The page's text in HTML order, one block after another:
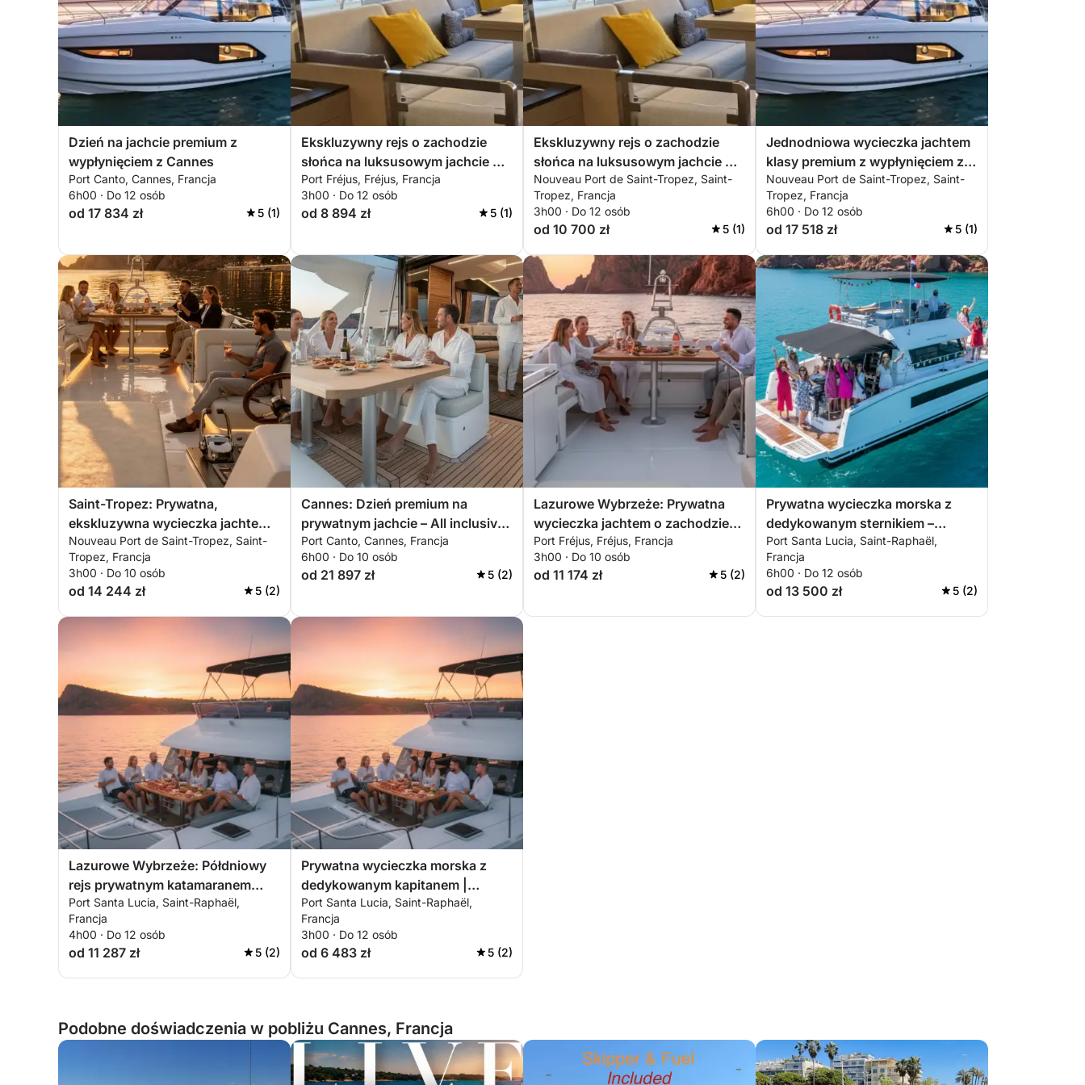
Klient oświadcza, że zapoznał się i akceptuje fakt, iż z przyczyn technicznych,
bezpieczeństwa lub operacyjnych może nastąpić nieoczekiwana wymiana zarezerwowanego
statku, co nie stanowi istotnej modyfikacji usługi, o ile zachowane zostaną istotne elementy
rejsu.
Dzień na jachcie premium z
wypłynięciem z Cannes
Port Canto, Cannes, Francja
6h00 · Do 12 osób
od 17 834 zł 5 (1)
Ekskluzywny rejs o zachodzie
słońca na luksusowym jachcie w
regionie Estérel, all inclusive
Port Fréjus, Fréjus, Francja
3h00 · Do 12 osób
od 8 894 zł 5 (1)
Ekskluzywny rejs o zachodzie
słońca na luksusowym jachcie w
Saint-Tropez, all inclusive
Nouveau Port de Saint-Tropez, Saint-
Tropez, Francja
3h00 · Do 12 osób
od 10 700 zł 5 (1)
Jednodniowa wycieczka jachtem
klasy premium z wypłynięciem z
Saint-Tropez
Nouveau Port de Saint-Tropez, Saint-
Tropez, Francja
6h00 · Do 12 osób
od 17 518 zł 5 (1)
Saint-Tropez: Prywatna,
ekskluzywna wycieczka jachtem
o zachodzie słońca w górach
Estérel z aperitifem, pływaniem na
desce i nurkowaniem z rurką
Nouveau Port de Saint-Tropez, Saint-
Tropez, Francja
3h00 · Do 10 osób
od 14 244 zł 5 (2)
Cannes: Dzień premium na
prywatnym jachcie – All inclusive
z brunchem i sportami wodnymi
Port Canto, Cannes, Francja
6h00 · Do 10 osób
od 21 897 zł 5 (2)
Lazurowe Wybrzeże: Prywatna
wycieczka jachtem o zachodzie
słońca w górach Estérel z
aperitifem, wiosłowaniem i
nurkowaniem
Port Fréjus, Fréjus, Francja
3h00 · Do 10 osób
od 11 174 zł 5 (2)
Prywatna wycieczka morska z
dedykowanym sternikiem –
całodniowa wycieczka
katamaranem premium z pełnym
wyżywieniem, brunchem i
sportami wodnymi
Port Santa Lucia, Saint-Raphaël,
Francja
6h00 · Do 12 osób
od 13 500 zł 5 (2)
Lazurowe Wybrzeże: Półdniowy
rejs prywatnym katamaranem
premium w Saint-Tropez lub
Cannes – w cenie posiłki i sporty
wodne
Port Santa Lucia, Saint-Raphaël,
Francja
4h00 · Do 12 osób
od 11 287 zł 5 (2)
Prywatna wycieczka morska z
dedykowanym kapitanem |
Zachód słońca premium – Saint-
Raphaël, Estérel i Île d’Or
Port Santa Lucia, Saint-Raphaël,
Francja
3h00 · Do 12 osób
od 6 483 zł 5 (2)
Podobne doświadczenia w pobliżu Cannes, Francja